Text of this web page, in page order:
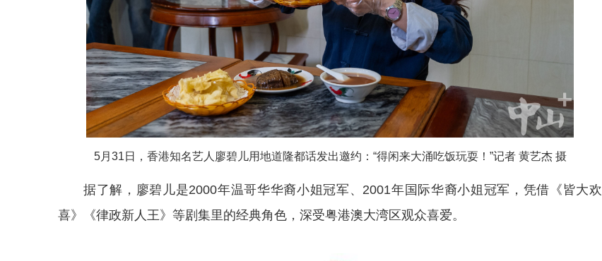
5月31日，香港知名艺人廖碧儿用地道隆都话发出邀约：“得闲来大涌吃饭玩耍！”记者 黄艺杰 摄
据了解，廖碧儿是2000年温哥华华裔小姐冠军、2001年国际华裔小姐冠军，凭借《皆大欢
喜》《律政新人王》等剧集里的经典角色，深受粤港澳大湾区观众喜爱。